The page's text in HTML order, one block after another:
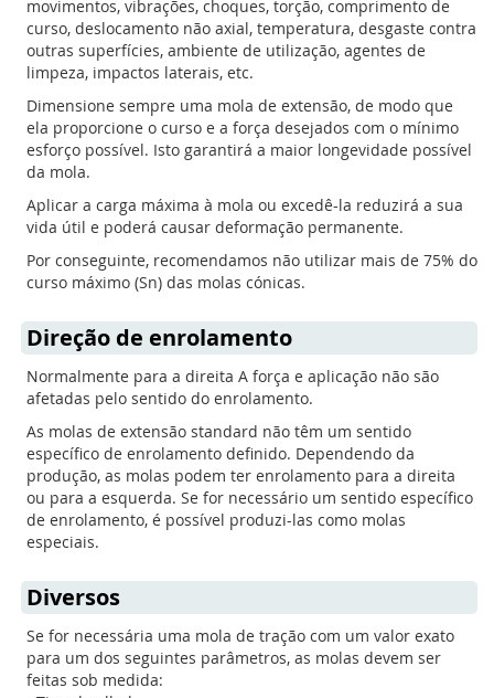
movimentos, vibrações, choques, torção, comprimento de
curso, deslocamento não axial, temperatura, desgaste contra
outras superfícies, ambiente de utilização, agentes de
limpeza, impactos laterais, etc.
Dimensione sempre uma mola de extensão, de modo que
ela proporcione o curso e a força desejados com o mínimo
esforço possível. Isto garantirá a maior longevidade possível
da mola.
Aplicar a carga máxima à mola ou excedê-la reduzirá a sua
vida útil e poderá causar deformação permanente.
Por conseguinte, recomendamos não utilizar mais de 75% do
curso máximo (Sn) das molas cónicas.
Direção de enrolamento
Normalmente para a direita A força e aplicação não são
afetadas pelo sentido do enrolamento.
As molas de extensão standard não têm um sentido
específico de enrolamento definido. Dependendo da
produção, as molas podem ter enrolamento para a direita
ou para a esquerda. Se for necessário um sentido específico
de enrolamento, é possível produzi-las como molas
especiais.
Diversos
Se for necessária uma mola de tração com um valor exato
para um dos seguintes parâmetros, as molas devem ser
feitas sob medida: